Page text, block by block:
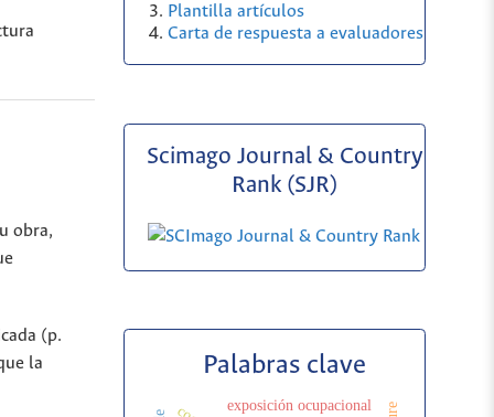
obra,
(p.
la
Plantilla artículos
Carta de respuesta a evaluadores
Scimago Journal & Country
Rank (SJR)
Palabras clave
exposición ocupacional